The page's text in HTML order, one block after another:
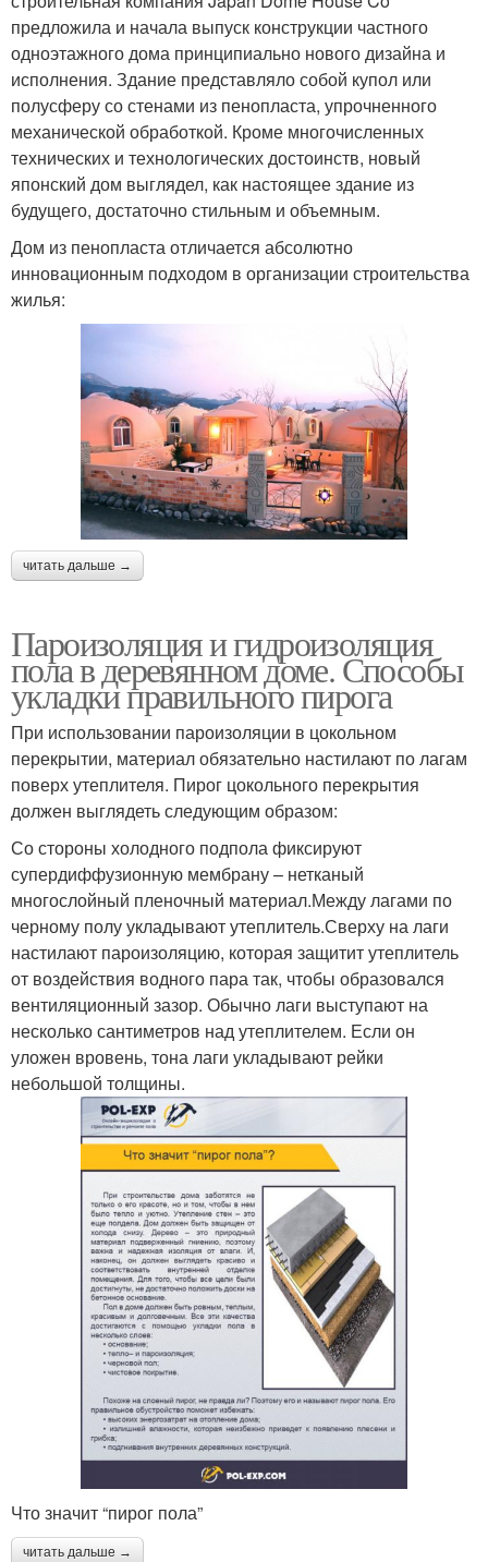
предложила и начала выпуск конструкции частного
одноэтажного дома принципиально нового дизайна и
исполнения. Здание представляло собой купол или
полусферу со стенами из пенопласта, упрочненного
механической обработкой. Кроме многочисленных
технических и технологических достоинств, новый
японский дом выглядел, как настоящее здание из
будущего, достаточно стильным и объемным.
Дом из пенопласта отличается абсолютно
инновационным подходом в организации строительства
жилья:
читать дальше →
Пароизоляция и гидроизоляция
пола в деревянном доме. Способы
укладки правильного пирога
При использовании пароизоляции в цокольном
перекрытии, материал обязательно настилают по лагам
поверх утеплителя. Пирог цокольного перекрытия
должен выглядеть следующим образом:
Со стороны холодного подпола фиксируют
супердиффузионную мембрану – нетканый
многослойный пленочный материал.Между лагами по
черному полу укладывают утеплитель.Сверху на лаги
настилают пароизоляцию, которая защитит утеплитель
от воздействия водного пара так, чтобы образовался
вентиляционный зазор. Обычно лаги выступают на
несколько сантиметров над утеплителем. Если он
уложен вровень, тона лаги укладывают рейки
небольшой толщины.
Что значит “пирог пола”
читать дальше →